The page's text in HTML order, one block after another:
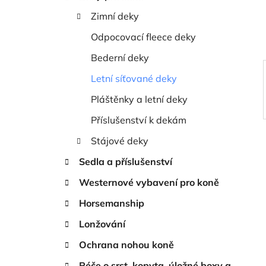
Zimní deky
Odpocovací fleece deky
Bederní deky
Letní síťované deky
Pláštěnky a letní deky
Příslušenství k dekám
Stájové deky
Sedla a příslušenství
Westernové vybavení pro koně
Horsemanship
Lonžování
Ochrana nohou koně